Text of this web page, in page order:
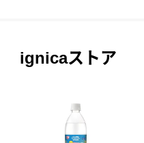
ignicaストア